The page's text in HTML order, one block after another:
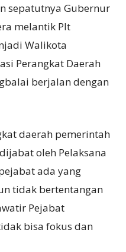
sepatutnya Gubernur
melantik Plt
Walikota
Perangkat Daerah
berjalan dengan
daerah pemerintah
oleh Pelaksana
ada yang
tidak bertentangan
Pejabat
bisa fokus dan